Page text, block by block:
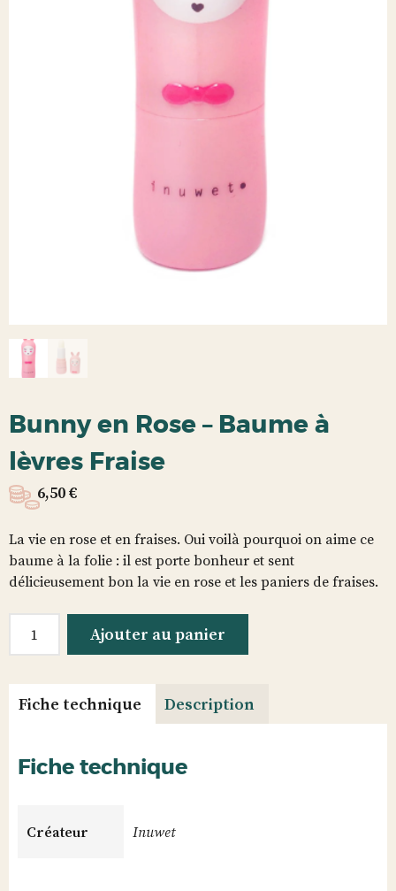
Bunny en Rose – Baume à
lèvres Fraise
6,50€
La vie en rose et en fraises. Oui voilà pourquoi on aime ce
baume à la folie : il est porte bonheur et sent
délicieusement bon la vie en rose et les paniers de fraises.
en
Rose
Ajouter au panier
Fiche technique Description
Fiche technique
Créateur Inuwet